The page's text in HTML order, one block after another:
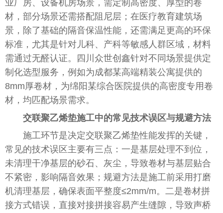
业厂房、设备机房场景，需定制高密度、厚型的卷
材，部分场景还需搭配阻尼层；在医疗教育建筑场
景，除了基础的隔音保温性能，还需满足更高的环保
标准，尤其是针对儿科、产科等敏感人群区域，材料
需通过无醛认证。四川众世创鑫针对不同场景提供定
制化选型服务，例如为成都某高端精装公寓提供的
8mm厚卷材，为绵阳某综合医院提供的高密度专用卷
材，均匹配场景需求。
交联聚乙烯垫施工中的常见技术误区与规避方法
施工环节是决定交联聚乙烯垫性能发挥的关键，
常见的技术误区主要有三点：一是基层处理不到位，
未清理干净基层的砂石、灰尘，导致卷材与基层贴合
不紧密，影响隔音效果；规避方法是施工前采用打磨
机清理基层，确保表面平整度≤2mm/m。二是卷材拼
接方式错误，直接对接拼接容易产生缝隙，导致声桥